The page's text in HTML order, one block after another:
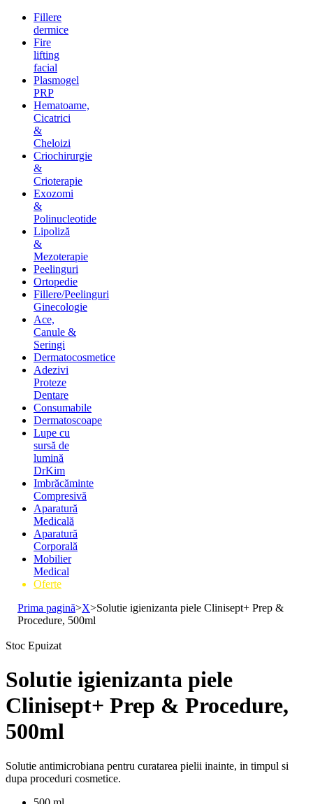
Fillere
dermice
Fire
lifting
facial
Plasmogel
PRP
Hematoame,
Cicatrici
&
Cheloizi
Criochirurgie
&
Crioterapie
Exozomi
&
Polinucleotide
Lipoliză
&
Mezoterapie
Peelinguri
Ortopedie
Fillere/Peelinguri
Ginecologie
Ace,
Canule &
Seringi
Dermatocosmetice
Adezivi
Proteze
Dentare
Consumabile
Dermatoscoape
Lupe cu
sursă de
lumină
DrKim
Imbrăcăminte
Compresivă
Aparatură
Medicală
Aparatură
Corporală
Mobilier
Medical
Oferte
Prima pagină>X>Solutie igienizanta piele Clinisept+ Prep &
Procedure, 500ml
Stoc Epuizat
Solutie igienizanta piele
Clinisept+ Prep & Procedure,
500ml
Solutie antimicrobiana pentru curatarea pielii inainte, in timpul si
dupa proceduri cosmetice.